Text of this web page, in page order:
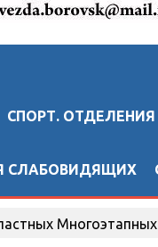
школы
СПОРТ. ОТДЕЛЕНИЯ
СЛАБОВИДЯЩИХ